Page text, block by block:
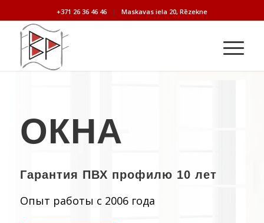
+371 26 36 46 46| Maskavas iela 20, Rēzekne
ОКНА
Гарантия ПВХ профилю 10 лет
Опыт работы с 2006 года